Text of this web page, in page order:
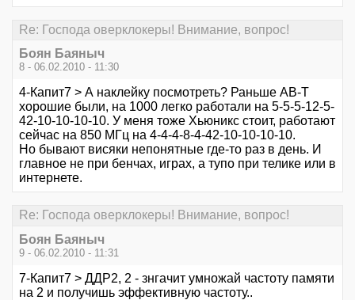
Re: Господа оверклокеры! Внимание, вопрос!
Боян Баяныч
8 - 06.02.2010 - 11:30
4-Капит7 > А наклейку посмотреть? Раньше АВ-Т
хорошие были, на 1000 легко работали на 5-5-5-12-5-
42-10-10-10-10. У меня тоже Хьюникс стоит, работают
сейчас на 850 МГц на 4-4-4-8-4-42-10-10-10-10.
Но бывают висяки непонятные где-то раз в день. И
главное не при бенчах, играх, а тупо при телике или в
интернете.
Re: Господа оверклокеры! Внимание, вопрос!
Боян Баяныч
9 - 06.02.2010 - 11:31
7-Капит7 > ДДР2, 2 - знгачит умножай частоту памяти
на 2 и получишь эффективную частоту..